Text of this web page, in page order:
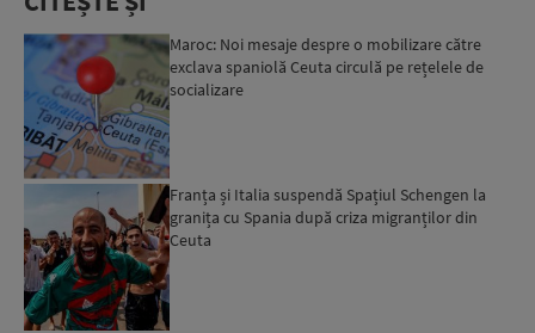
Maroc: Noi mesaje despre o mobilizare către
exclava spaniolă Ceuta circulă pe rețelele de
socializare
Franța și Italia suspendă Spațiul Schengen la
granița cu Spania după criza migranților din
Ceuta